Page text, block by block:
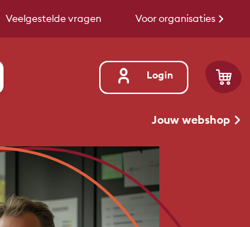
Veelgestelde vragen Voor organisaties
Login
Jouw webshop